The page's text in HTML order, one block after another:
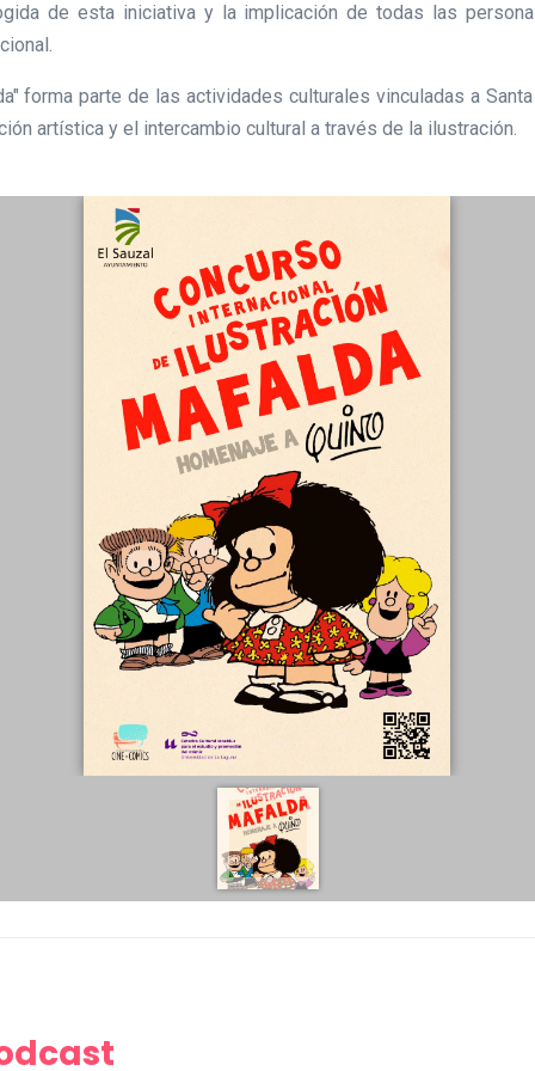
de esta iniciativa y la implicación de todas las
forma parte de las actividades culturales vinculadas a
artística y el intercambio cultural a través de la ilustración.